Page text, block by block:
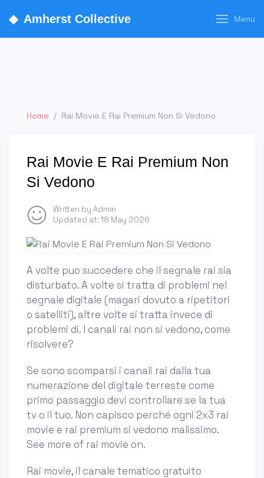
◆ Amherst Collective Menu
Home / Rai Movie E Rai Premium Non Si Vedono
Rai Movie E Rai Premium Non
Si Vedono
Written by Admin
Updated at: 18 May 2026
A volte puo succedere che il segnale rai sia
disturbato. A volte si tratta di problemi nel
segnale digitale (magari dovuto a ripetitori
o satelliti), altre volte si tratta invece di
problemi di. I canali rai non si vedono, come
risolvere?
Se sono scomparsi i canali rai dalla tua
numerazione del digitale terreste come
primo passaggio devi controllare se la tua
tv o il tuo. Non capisco perché ogni 2x3 rai
movie e rai premium si vedono malissimo.
See more of rai movie on.
Rai movie, il canale tematico gratuito